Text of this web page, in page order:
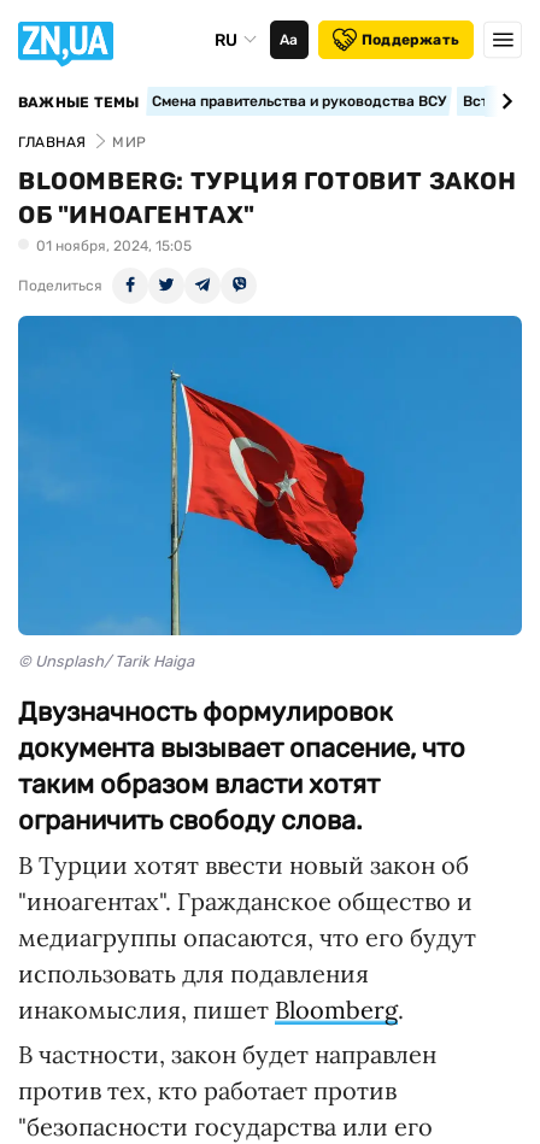
RU Аа Поддержать
ВАЖНЫЕ ТЕМЫ Смена правительства и руководства ВСУ
ГЛАВНАЯ МИР
BLOOMBERG: ТУРЦИЯ ГОТОВИТ ЗАКОН
ОБ "ИНОАГЕНТАХ"
01 ноября, 2024, 15:05
Поделиться
© Unsplash/ Tarik Haiga
Двузначность формулировок
документа вызывает опасение, что
таким образом власти хотят
ограничить свободу слова.
В Турции хотят ввести новый закон об
"иноагентах". Гражданское общество и
медиагруппы опасаются, что его будут
использовать для подавления
инакомыслия, пишет Bloomberg.
В частности, закон будет направлен
против тех, кто работает против
"безопасности государства или его